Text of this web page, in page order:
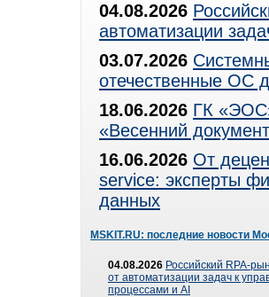
04.08.2026
автоматизации
03.07.2026
отечественные ОС
18.06.2026 ГК
«Весенний
16.06.2026 От
service: эксперты
данных
MSKIT.RU: последние новости
04.08.2026 Российский RPA-
от автоматизации задач к
процессами и AI